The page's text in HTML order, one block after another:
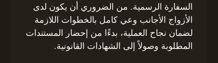
السفارة الرسمية. من الضروري أن يكون لدى
الأزواج الأجانب وعي كامل بالخطوات اللازمة
لضمان نجاح العملية، بدءًا من إحضار المستندات
المطلوبة وصولاً إلى الشهادات القانونية.